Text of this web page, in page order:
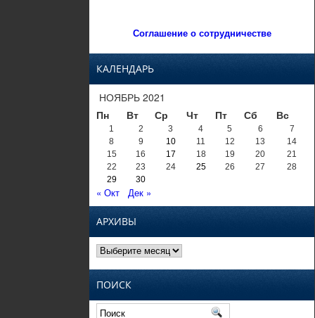
Соглашение о сотрудничестве
КАЛЕНДАРЬ
НОЯБРЬ 2021
Пн
Вт Ср Чт Пт Сб Вс
1 2 3 4 5 6
7
8
9 10 11 12 13
14
15
16 17 18 19 20
21
22
23 24 25 26 27
28
29
30
« Окт Дек »
АРХИВЫ
Архивы
ПОИСК